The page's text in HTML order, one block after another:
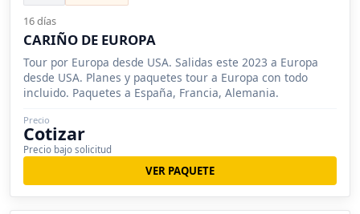
16 días
CARIÑO DE EUROPA
Tour por Europa desde USA. Salidas este 2023 a Europa
desde USA. Planes y paquetes tour a Europa con todo
incluido. Paquetes a España, Francia, Alemania.
Precio
Cotizar
Precio bajo solicitud
VER PAQUETE